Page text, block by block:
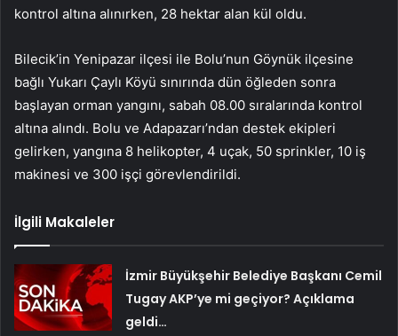
kontrol altına alınırken, 28 hektar alan kül oldu.
Bilecik’in Yenipazar ilçesi ile Bolu’nun Göynük ilçesine
bağlı Yukarı Çaylı Köyü sınırında dün öğleden sonra
başlayan orman yangını, sabah 08.00 sıralarında kontrol
altına alındı. Bolu ve Adapazarı’ndan destek ekipleri
gelirken, yangına 8 helikopter, 4 uçak, 50 sprinkler, 10 iş
makinesi ve 300 işçi görevlendirildi.
İlgili Makaleler
İzmir Büyükşehir Belediye Başkanı Cemil
Tugay AKP’ye mi geçiyor? Açıklama
geldi…